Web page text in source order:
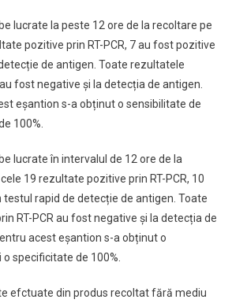
lucrate la peste 12 ore de la recoltare pe
pozitive prin RT-PCR, 7 au fost pozitive
de antigen. Toate rezultatele
fost negative și la detecția de antigen.
eșantion s-a obținut o sensibilitate de
100%.
lucrate în intervalul de 12 ore de la
19 rezultate pozitive prin RT-PCR, 10
rapid de detecție de antigen. Toate
RT-PCR au fost negative și la detecția de
acest eșantion s-a obținut o
specificitate de 100%.
efctuate din produs recoltat fără mediu